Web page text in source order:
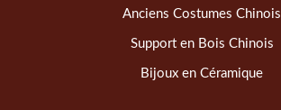
Anciens Costumes Chinois
Support en Bois Chinois
Bijoux en Céramique